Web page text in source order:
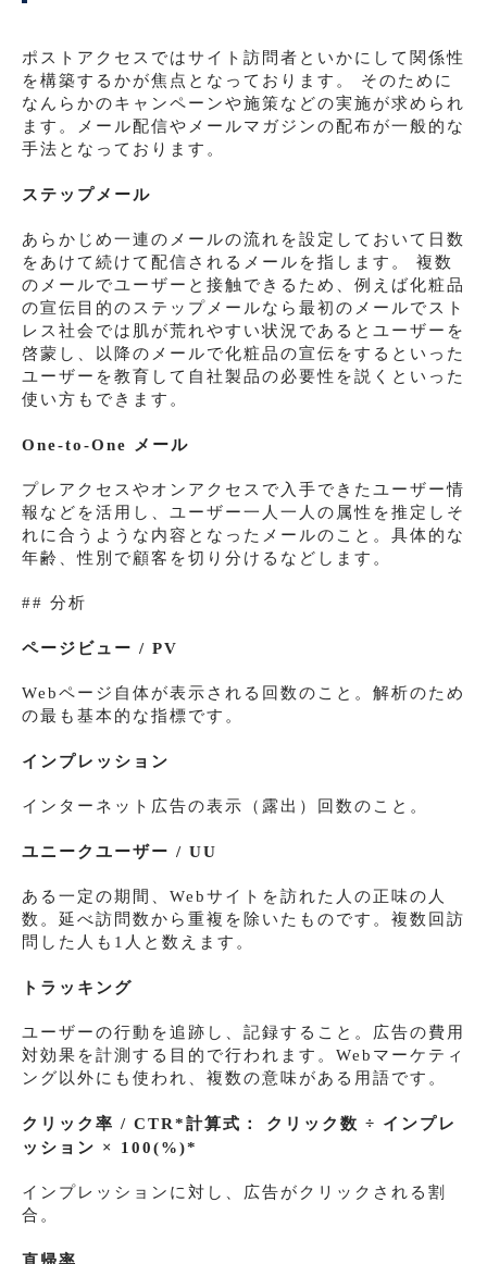
ポストアクセスではサイト訪問者といかにして関係性
を構築するかが焦点となっております。 そのために
なんらかのキャンペーンや施策などの実施が求められ
ます。メール配信やメールマガジンの配布が一般的な
手法となっております。
ステップメール
あらかじめ一連のメールの流れを設定しておいて日数
をあけて続けて配信されるメールを指します。 複数
のメールでユーザーと接触できるため、例えば化粧品
の宣伝目的のステップメールなら最初のメールでスト
レス社会では肌が荒れやすい状況であるとユーザーを
啓蒙し、以降のメールで化粧品の宣伝をするといった
ユーザーを教育して自社製品の必要性を説くといった
使い方もできます。
One-to-One メール
プレアクセスやオンアクセスで入手できたユーザー情
報などを活用し、ユーザー一人一人の属性を推定しそ
れに合うような内容となったメールのこと。具体的な
年齢、性別で顧客を切り分けるなどします。
## 分析
ページビュー / PV
Webページ自体が表示される回数のこと。解析のため
の最も基本的な指標です。
インプレッション
インターネット広告の表示（露出）回数のこと。
ユニークユーザー / UU
ある一定の期間、Webサイトを訪れた人の正味の人
数。延べ訪問数から重複を除いたものです。複数回訪
問した人も1人と数えます。
トラッキング
ユーザーの行動を追跡し、記録すること。広告の費用
対効果を計測する目的で行われます。Webマーケティ
ング以外にも使われ、複数の意味がある用語です。
クリック率 / CTR*計算式： クリック数 ÷ インプレ
ッション × 100(%)*
インプレッションに対し、広告がクリックされる割
合。